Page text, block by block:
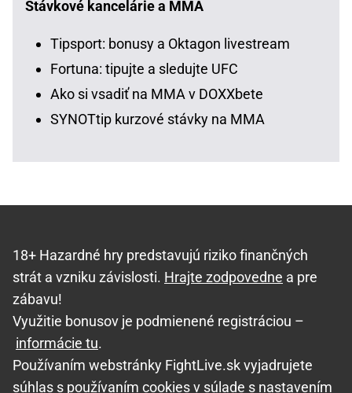
Stávkové kancelárie a MMA
Tipsport: bonusy a Oktagon livestream
Fortuna: tipujte a sledujte UFC
Ako si vsadiť na MMA v DOXXbete
SYNOTtip kurzové stávky na MMA
18+ Hazardné hry predstavujú riziko finančných
strát a vzniku závislosti. Hrajte zodpovedne a pre
zábavu!
Využitie bonusov je podmienené registráciou –
informácie tu.
Používaním webstránky FightLive.sk vyjadrujete
súhlas s používaním cookies v súlade s nastavením